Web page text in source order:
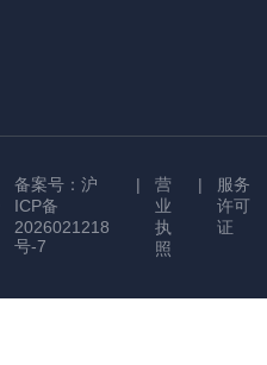
备案号：沪
ICP备
2026021218
号-7
|
营
业
执
照
|
服务
许可
证